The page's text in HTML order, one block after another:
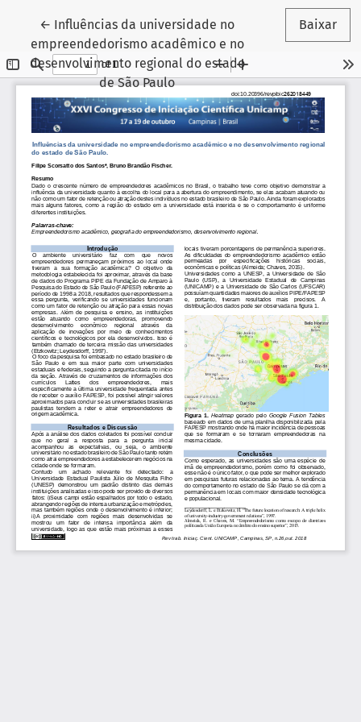
← Voltar aos Detalhes do Artigo
Influências da universidade no
empreendedorismo acadêmico e no
desenvolvimento regional do estado
de São Paulo
Baixar